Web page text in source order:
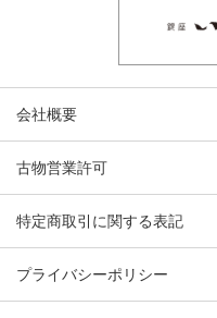
会社概要
古物営業許可
特定商取引に関する表記
プライバシーポリシー